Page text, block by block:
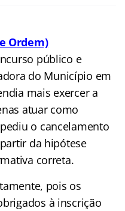
Ordem)
público e
do Município em
mais exercer a
atuar como
o cancelamento
da hipótese
correta.
pois os
à inscrição